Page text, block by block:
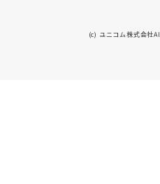
(c) ユニコム株式会